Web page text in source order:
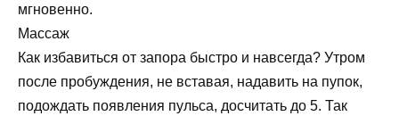
мгновенно.
Массаж
Как избавиться от запора быстро и навсегда? Утром
после пробуждения, не вставая, надавить на пупок,
подождать появления пульса, досчитать до 5. Так